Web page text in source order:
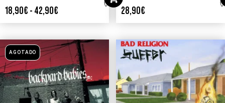
18,90€ - 42,90€ 28,90€
AGOTADO